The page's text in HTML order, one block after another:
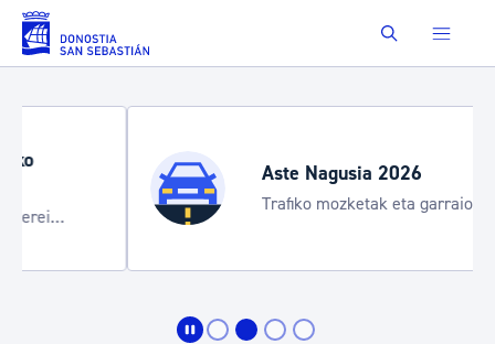
Eduki nagusira joan Buscar
Aste Nagusia 2026
Trafiko mozketak eta garraio zerbitzu
bereziak